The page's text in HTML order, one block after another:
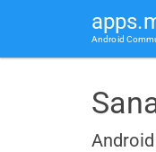
Android